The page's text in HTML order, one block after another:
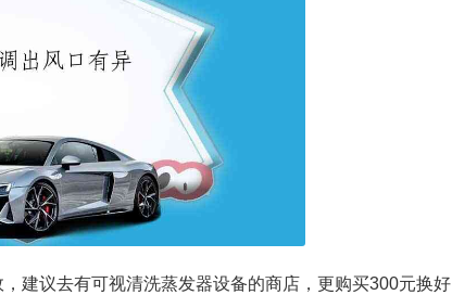
建议去有可视清洗蒸发器设备的商店，更购买300元换好